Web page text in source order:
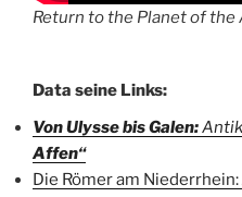
Return to the Planet of the
Data seine Links:
Von Ulysse bis Galen:
Affen“
Die Römer am Niederrhein: